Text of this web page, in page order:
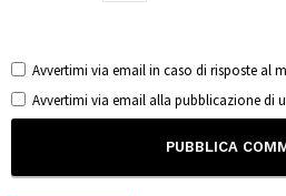
Avvertimi via email in caso di risposte al
Avvertimi via email alla pubblicazione di